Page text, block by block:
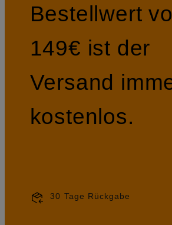
Bestellwert
149€ ist der
Versand
kostenlos.
30 Tage Rückgabe